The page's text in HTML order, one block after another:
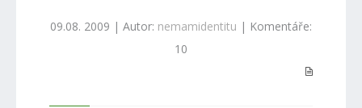
09.08. 2009 | Autor: nemamidentitu | Komentáře:
10